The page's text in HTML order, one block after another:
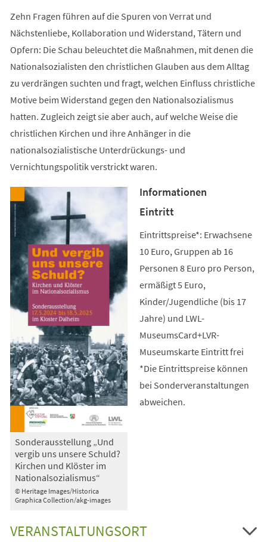
Zehn Fragen führen auf die Spuren von Verrat und
Nächstenliebe, Kollaboration und Widerstand, Tätern und
Opfern: Die Schau beleuchtet die Maßnahmen, mit denen die
Nationalsozialisten den christlichen Glauben aus dem Alltag
zu verdrängen suchten und fragt, welchen Einfluss christliche
Motive beim Widerstand gegen den Nationalsozialismus
hatten. Zugleich zeigt sie aber auch, auf welche Weise die
christlichen Kirchen und ihre Anhänger in die
nationalsozialistische Unterdrückungs- und
Vernichtungspolitik verstrickt waren.
© Heritage Images/Historica
Graphica Collection/akg-images
Sonderausstellung „Und
vergib uns unsere Schuld?
Kirchen und Klöster im
Nationalsozialismus“
Informationen
Eintritt
Eintrittspreise*: Erwachsene
10 Euro, Gruppen ab 16
Personen 8 Euro pro Person,
ermäßigt 5 Euro,
Kinder/Jugendliche (bis 17
Jahre) und LWL-
MuseumsCard+LVR-
Museumskarte Eintritt frei
*Die Eintrittspreise können
bei Sonderveranstaltungen
abweichen.
VERANSTALTUNGSORT